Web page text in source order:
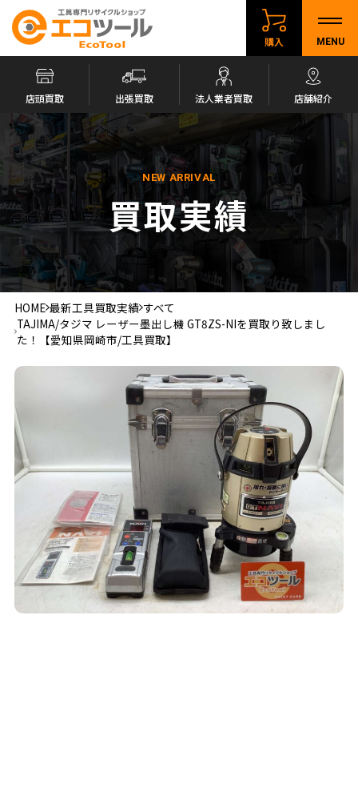
購入 MENU
店頭買取 出張買取 法人業者買取 店舗紹介
NEW ARRIVAL
買取実績
HOME 最新工具買取実績 すべて
TAJIMA/タジマ レーザー墨出し機 GT8ZS-NIを買取り致しまし
た！【愛知県岡崎市/工具買取】